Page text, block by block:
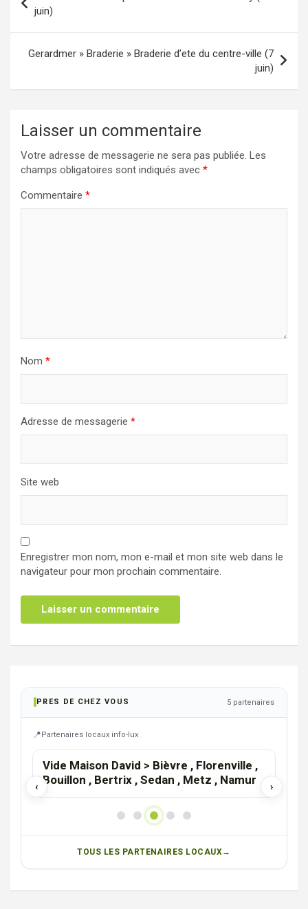
de
l’article
juin)
Gerardmer » Braderie » Braderie d’ete du centre-ville (7
juin)
Laisser un commentaire
Votre adresse de messagerie ne sera pas publiée. Les
champs obligatoires sont indiqués avec *
Commentaire *
Nom *
Adresse de messagerie *
Site web
Enregistrer mon nom, mon e-mail et mon site web dans le
navigateur pour mon prochain commentaire.
PRES DE CHEZ VOUS 5 partenaires
Partenaires locaux info-lux
‹ ›
Vide Maison David > Bièvre , Florenville ,
Bouillon , Bertrix , Sedan , Metz , Namur
TOUS LES PARTENAIRES LOCAUX